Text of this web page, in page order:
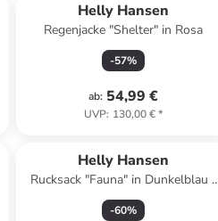
Helly Hansen
Regenjacke "Shelter" in Rosa
-57%
ab: 54,99 €
UVP: 130,00 €*
Helly Hansen
Rucksack "Fauna" in Dunkelblau -
(B)16,5 x (H)32 x (T)13 cm
-60%